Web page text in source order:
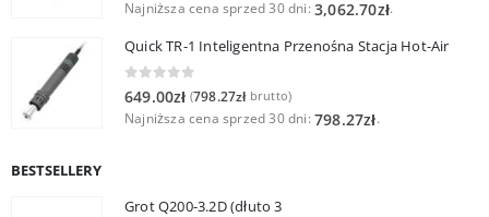
Najniższa cena sprzed 30 dni: 3,062.70zł.
Quick TR-1 Inteligentna Przenośna Stacja Hot-Air
649.00zł (798.27złbrutto)
Najniższa cena sprzed 30 dni: 798.27zł.
BESTSELLERY
Grot Q200-3.2D (dłuto 3